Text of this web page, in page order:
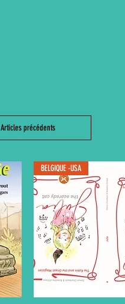
Articles précédents
BELGIQUE -USA